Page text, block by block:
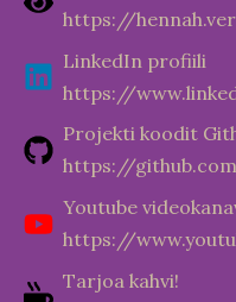
https://
LinkedIn profiili
https://
Projekti koodit
https://
Youtube
https://
Tarjoa kahvi!